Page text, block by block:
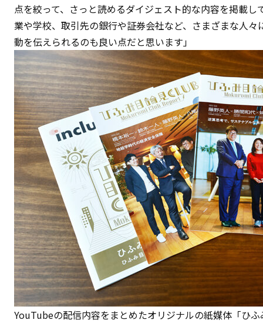
点を絞って、さっと読めるダイジェスト的な内容を掲載
業や学校、取引先の銀行や証券会社など、さまざまな人
動を伝えられるのも良い点だと思います」
YouTubeの配信内容をまとめたオリジナルの紙媒体「ひ